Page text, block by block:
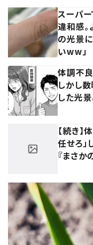
スーパー
違和感。
の光景に
いww」
体調不
しかし
した光
【続き
任せろ」
『まさか